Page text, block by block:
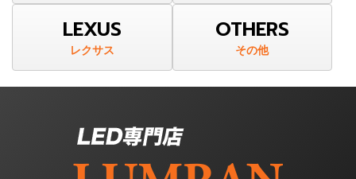
LEXUS
レクサス
OTHERS
その他